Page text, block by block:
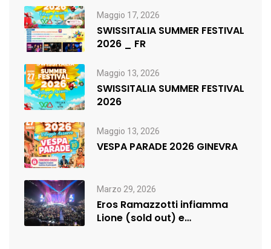
Maggio 17, 2026
SWISSITALIA SUMMER FESTIVAL
2026 _ FR
Maggio 13, 2026
SWISSITALIA SUMMER FESTIVAL
2026
Maggio 13, 2026
VESPA PARADE 2026 GINEVRA
Marzo 29, 2026
Eros Ramazzotti infiamma
Lione (sold out) e